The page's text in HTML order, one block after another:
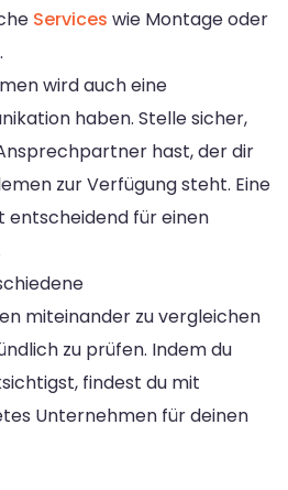
Services wie Montage oder
wird auch eine
haben. Stelle sicher,
hast, der dir
zur Verfügung steht. Eine
entscheidend für einen
miteinander zu vergleichen
zu prüfen. Indem du
findest du mit
Unternehmen für deinen